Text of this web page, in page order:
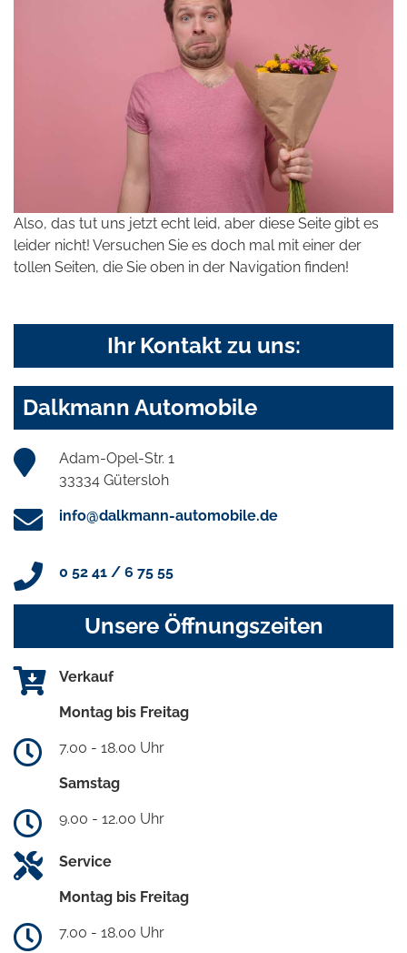
Also, das tut uns jetzt echt leid, aber diese Seite gibt es
leider nicht! Versuchen Sie es doch mal mit einer der
tollen Seiten, die Sie oben in der Navigation finden!
Ihr Kontakt zu uns:
Dalkmann Automobile
Adam-Opel-Str. 1
33334 Gütersloh
info@dalkmann-automobile.de
0 52 41 / 6 75 55
Unsere Öffnungszeiten
Verkauf
Montag bis Freitag
7.00 - 18.00 Uhr
Samstag
9.00 - 12.00 Uhr
Service
Montag bis Freitag
7.00 - 18.00 Uhr